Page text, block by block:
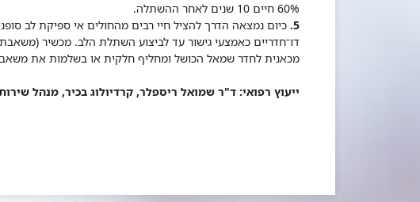
60% חיים 10 שנים לאחר ההשתלה.
5. כיום נמצאה הדרך להציל חיי רבים מהחולים אי ספיקת לב
דו־חדריים כאמצעי גישור עד לביצוע השתלת הלב. מכשיר
מכאנית לחדר שמאל הכושל ומחליף חלקית או בשלמות את
ייעוץ רפואי: ד"ר שמואל ריספלר, קרדיולוג בכיר, מנהל